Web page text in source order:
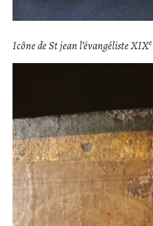
Icône de St jean l’évangéliste XIXe